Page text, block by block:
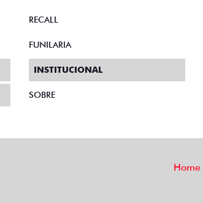
RECALL
FUNILARIA
INSTITUCIONAL
SOBRE
Home